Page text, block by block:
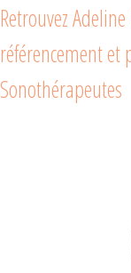
Retrouvez
référencement et
Sonothérapeutes